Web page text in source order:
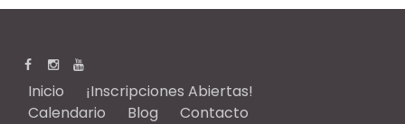
Inicio
¡Inscripciones Abiertas!
Calendario
Blog Contacto